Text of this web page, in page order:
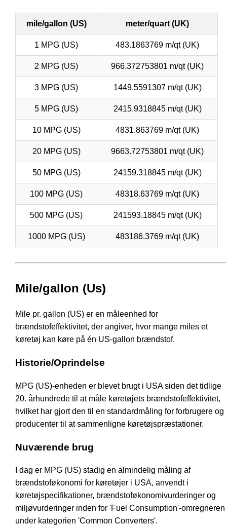
mile/gallon (US) meter/quart (UK)
1 MPG (US) 483.1863769 m/qt (UK)
2 MPG (US) 966.372753801 m/qt (UK)
3 MPG (US) 1449.5591307 m/qt (UK)
5 MPG (US) 2415.9318845 m/qt (UK)
10 MPG (US) 4831.863769 m/qt (UK)
20 MPG (US) 9663.72753801 m/qt (UK)
50 MPG (US) 24159.318845 m/qt (UK)
100 MPG (US) 48318.63769 m/qt (UK)
500 MPG (US) 241593.18845 m/qt (UK)
1000 MPG (US) 483186.3769 m/qt (UK)
Mile/gallon (Us)
Mile pr. gallon (US) er en måleenhed for
brændstofeffektivitet, der angiver, hvor mange miles et
køretøj kan køre på én US-gallon brændstof.
Historie/Oprindelse
MPG (US)-enheden er blevet brugt i USA siden det tidlige
20. århundrede til at måle køretøjets brændstofeffektivitet,
hvilket har gjort den til en standardmåling for forbrugere og
producenter til at sammenligne køretøjspræstationer.
Nuværende brug
I dag er MPG (US) stadig en almindelig måling af
brændstoføkonomi for køretøjer i USA, anvendt i
køretøjspecifikationer, brændstoføkonomivurderinger og
miljøvurderinger inden for 'Fuel Consumption'-omregneren
under kategorien 'Common Converters'.